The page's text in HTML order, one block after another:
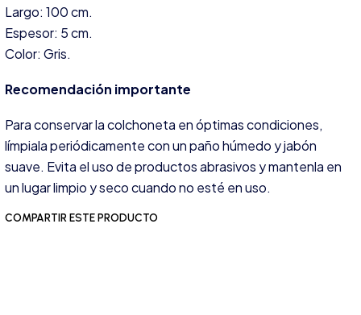
Largo: 100 cm.
Espesor: 5 cm.
Color: Gris.
Recomendación importante
Para conservar la colchoneta en óptimas condiciones,
límpiala periódicamente con un paño húmedo y jabón
suave. Evita el uso de productos abrasivos y mantenla en
un lugar limpio y seco cuando no esté en uso.
COMPARTIR ESTE PRODUCTO